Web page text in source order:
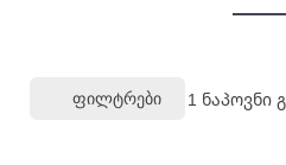
Ფილტრები 1 ნაპოვნი